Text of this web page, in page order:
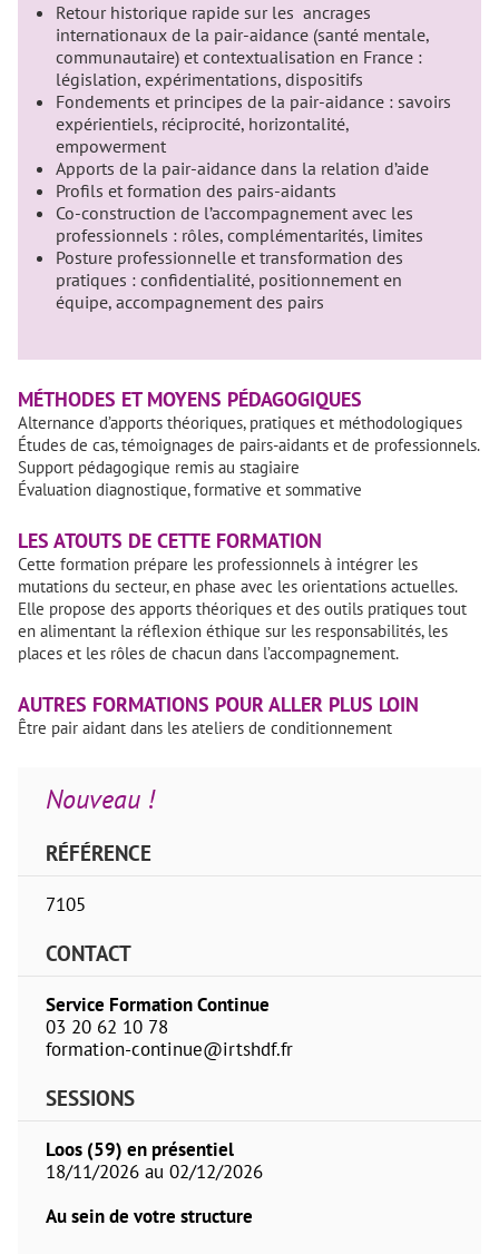
Retour historique rapide sur les ancrages
internationaux de la pair-aidance (santé mentale,
communautaire) et contextualisation en France :
législation, expérimentations, dispositifs
Fondements et principes de la pair-aidance : savoirs
expérientiels, réciprocité, horizontalité,
empowerment
Apports de la pair-aidance dans la relation d’aide
Profils et formation des pairs-aidants
Co-construction de l’accompagnement avec les
professionnels : rôles, complémentarités, limites
Posture professionnelle et transformation des
pratiques : confidentialité, positionnement en
équipe, accompagnement des pairs
MÉTHODES ET MOYENS PÉDAGOGIQUES
Alternance d’apports théoriques, pratiques et méthodologiques
Études de cas, témoignages de pairs-aidants et de professionnels.
Support pédagogique remis au stagiaire
Évaluation diagnostique, formative et sommative
LES ATOUTS DE CETTE FORMATION
Cette formation prépare les professionnels à intégrer les
mutations du secteur, en phase avec les orientations actuelles.
Elle propose des apports théoriques et des outils pratiques tout
en alimentant la réflexion éthique sur les responsabilités, les
places et les rôles de chacun dans l’accompagnement.
AUTRES FORMATIONS POUR ALLER PLUS LOIN
Être pair aidant dans les ateliers de conditionnement
Nouveau !
RÉFÉRENCE
7105
CONTACT
Service Formation Continue
03 20 62 10 78
formation-continue@irtshdf.fr
SESSIONS
Loos (59) en présentiel
18/11/2026 au 02/12/2026
Au sein de votre structure